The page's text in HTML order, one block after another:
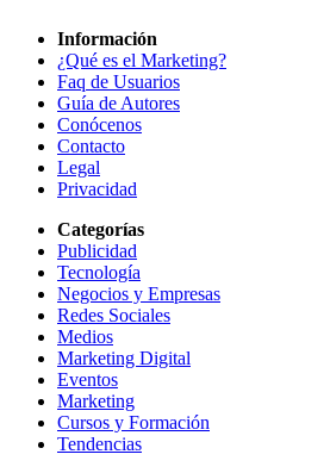
Información
¿Qué es el Marketing?
Faq de Usuarios
Guía de Autores
Conócenos
Contacto
Legal
Privacidad
Categorías
Publicidad
Tecnología
Negocios y Empresas
Redes Sociales
Medios
Marketing Digital
Eventos
Marketing
Cursos y Formación
Tendencias